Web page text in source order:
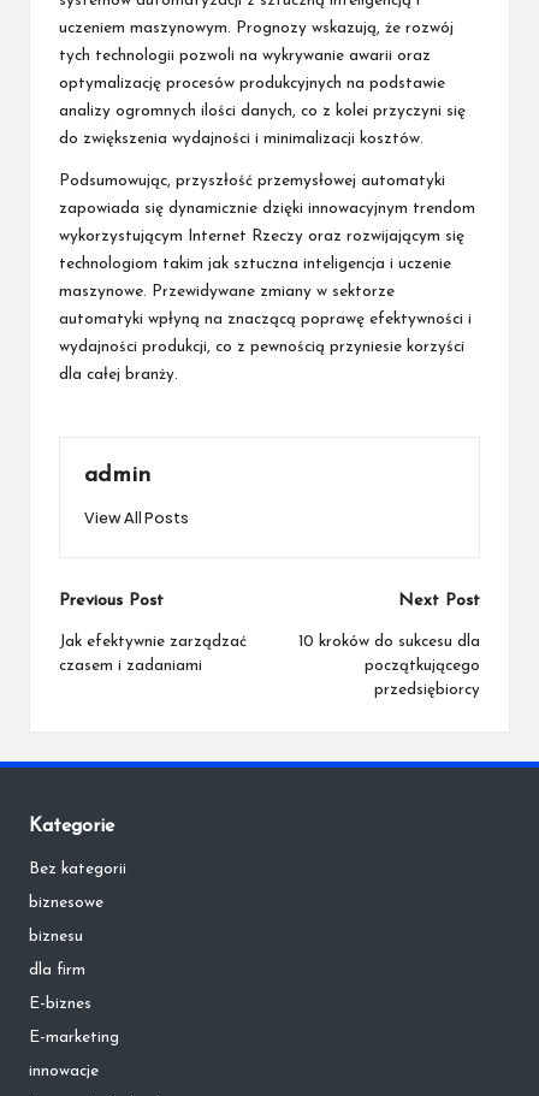
uczeniem maszynowym. Prognozy wskazują, że rozwój
tych technologii pozwoli na wykrywanie awarii oraz
optymalizację procesów produkcyjnych na podstawie
analizy ogromnych ilości danych, co z kolei przyczyni się
do zwiększenia wydajności i minimalizacji kosztów.
Podsumowując, przyszłość przemysłowej automatyki
zapowiada się dynamicznie dzięki innowacyjnym trendom
wykorzystującym Internet Rzeczy oraz rozwijającym się
technologiom takim jak sztuczna inteligencja i uczenie
maszynowe. Przewidywane zmiany w sektorze
automatyki wpłyną na znaczącą poprawę efektywności i
wydajności produkcji, co z pewnością przyniesie korzyści
dla całej branży.
admin
View All Posts
Post
navigation
Previous Post
Jak efektywnie zarządzać
czasem i zadaniami
Next Post
10 kroków do sukcesu dla
początkującego
przedsiębiorcy
Kategorie
Bez kategorii
biznesowe
biznesu
dla firm
E-biznes
E-marketing
innowacje